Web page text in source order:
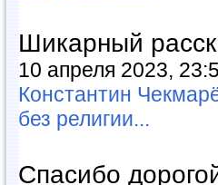
Шикарный
10 апреля 2023,
Константин
без религии...
Спасибо